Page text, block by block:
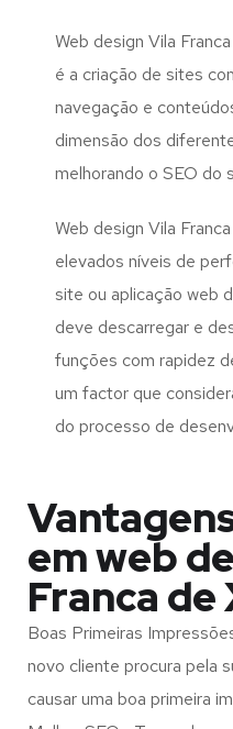
Web design Vila
é a criação de sites
navegação e
dimensão dos
melhorando o SEO do
Web design Vila
elevados níveis de
site ou aplicação web
deve descarregar e
funções com rapidez
um factor que
do processo de
em web
Franca de
Boas Primeiras
novo cliente procura pela
causar uma boa primeira